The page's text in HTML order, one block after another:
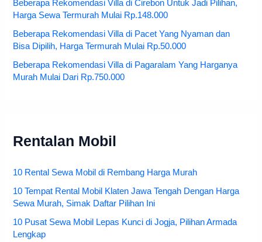
Beberapa Rekomendasi Villa di Cirebon Untuk Jadi Pilihan,
Harga Sewa Termurah Mulai Rp.148.000
Beberapa Rekomendasi Villa di Pacet Yang Nyaman dan
Bisa Dipilih, Harga Termurah Mulai Rp.50.000
Beberapa Rekomendasi Villa di Pagaralam Yang Harganya
Murah Mulai Dari Rp.750.000
Rentalan Mobil
10 Rental Sewa Mobil di Rembang Harga Murah
10 Tempat Rental Mobil Klaten Jawa Tengah Dengan Harga
Sewa Murah, Simak Daftar Pilihan Ini
10 Pusat Sewa Mobil Lepas Kunci di Jogja, Pilihan Armada
Lengkap